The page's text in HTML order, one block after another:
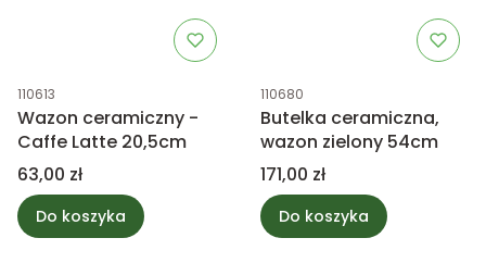
Kod produktu
110613
Wazon ceramiczny -
Caffe Latte 20,5cm
Cena
63,00 zł
Do koszyka
Kod produktu
110680
Butelka ceramiczna,
wazon zielony 54cm
Cena
171,00 zł
Do koszyka